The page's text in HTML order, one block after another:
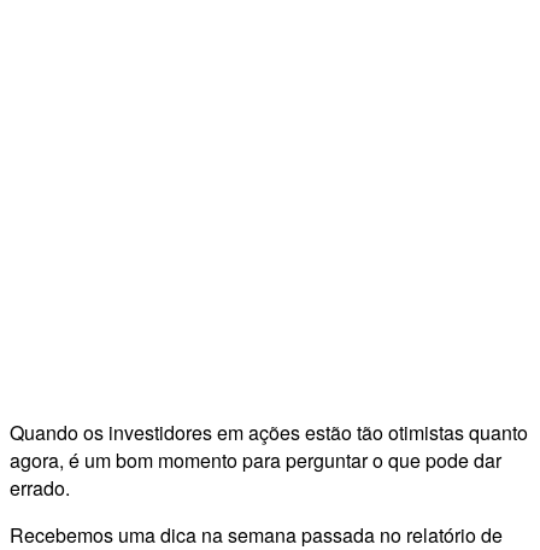
Quando os investidores em ações estão tão otimistas quanto
agora, é um bom momento para perguntar o que pode dar
errado.
Recebemos uma dica na semana passada no relatório de